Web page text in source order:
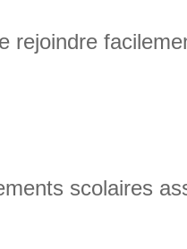
scolaires